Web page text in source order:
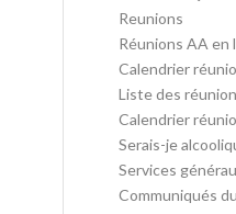
Reunions
Réunions AA en
Calendrier
Liste des
Calendrier
Serais-je
Services
Communiqués